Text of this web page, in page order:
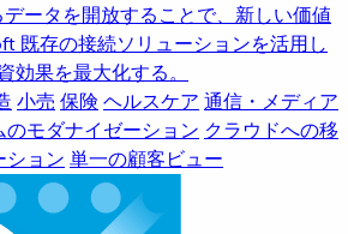
ータを開放することで、新しい価値
既存の接続ソリューションを活用し
果を最大化する。
小売 保険 ヘルスケア 通信・メディア
のモダナイゼーション クラウドへの移
ション 単一の顧客ビュー